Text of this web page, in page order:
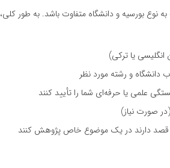
نوع بورسیه و دانشگاه متفاوت باشد. به طور کلی،
یا ترکی)
دانشگاه و رشته مورد نظر
علمی یا حرفه‌ای شما را تأیید کنند
دارند در یک موضوع خاص پژوهش کنند